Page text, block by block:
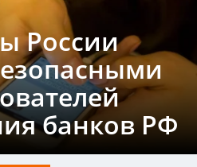
России
банков РФ